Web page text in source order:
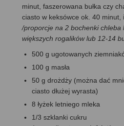
minut, faszerowana bułka czy
ciasto w keksówce ok. 40 minut,
/proporcje na 2 bochenki chleba
większych rogalików lub 12-14
500 g ugotowanych
100 g masła
50 g drożdży (można dać
ciasto dłużej wyrasta)
8 łyżek letniego mleka
1/3 szklanki cukru